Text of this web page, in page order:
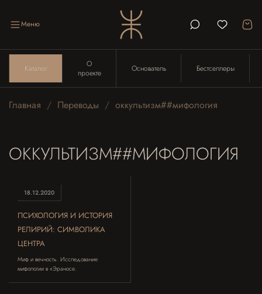
Меню
Каталог
О
проекте
Основатель Бестселлеры
Главная Переводы оккультизм##мифология
ОККУЛЬТИЗМ##МИФОЛОГИЯ
18.12.2020
ПСИХОЛОГИЯ И ИСТОРИЯ
РЕЛИРИЙ: СИМВОЛИКА
ЦЕНТРА
Миф и вечность. Исследование
мифологии в «Эраносе.